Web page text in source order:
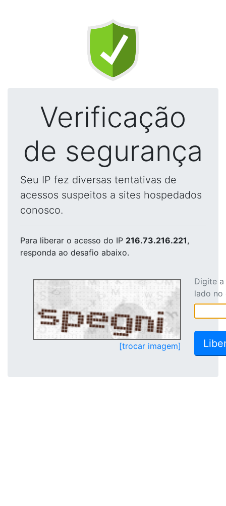
Verificação
de segurança
Seu IP fez diversas tentativas de
acessos suspeitos a sites hospedados
conosco.
Para liberar o acesso do IP 216.73.216.221,
responda ao desafio abaixo.
[trocar imagem]
Digite
lado no